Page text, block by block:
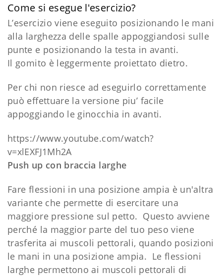
Come si esegue l'esercizio?
L’esercizio viene eseguito posizionando le mani
alla larghezza delle spalle appoggiandosi sulle
punte e posizionando la testa in avanti.
Il gomito è leggermente proiettato dietro.
Per chi non riesce ad eseguirlo correttamente
può effettuare la versione piu’ facile
appoggiando le ginocchia in avanti.
https://www.youtube.com/watch?
v=xlEXFJ1Mh2A
Push up con braccia larghe
Fare flessioni in una posizione ampia è un'altra
variante che permette di esercitare una
maggiore pressione sul petto. Questo avviene
perché la maggior parte del tuo peso viene
trasferita ai muscoli pettorali, quando posizioni
le mani in una posizione ampia. Le flessioni
larghe permettono ai muscoli pettorali di